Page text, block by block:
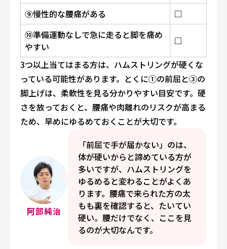
⑨慢性的な腰痛がある
□
⑩準備運動なしで急に走ると脚を痛め
やすい
□
3つ以上当てはまる方は、ハムストリングが硬くな
っている可能性があります。とくに①の前屈と③の
脚上げは、柔軟性を見る分かりやすい目安です。硬
さを放っておくと、腰痛や肉離れのリスクが高まる
ため、早めにゆるめておくことが大切です。
阿部純治
「前屈で手が届かない」のは、
体が硬いからと諦めている方が
多いですが、ハムストリングを
ゆるめると変わることがよくあ
ります。腰痛で来られた方の太
もも裏を確認すると、たいてい
硬い。腰だけでなく、ここを見
るのが大切なんです。